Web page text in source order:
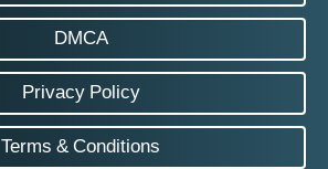
DMCA
Privacy Policy
Terms & Conditions